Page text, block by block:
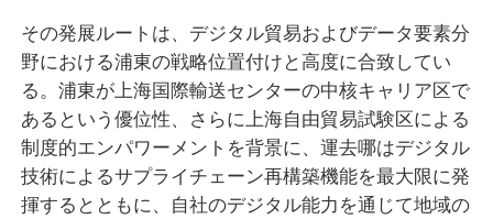
その発展ルートは、デジタル貿易およびデータ要素分
野における浦東の戦略位置付けと高度に合致してい
る。浦東が上海国際輸送センターの中核キャリア区で
あるという優位性、さらに上海自由貿易試験区による
制度的エンパワーメントを背景に、運去哪はデジタル
技術によるサプライチェーン再構築機能を最大限に発
揮するとともに、自社のデジタル能力を通じて地域の